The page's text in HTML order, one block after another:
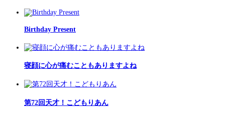
Birthday Present
寝顔に心が痛むこともありますよね
第72回天才！こどもりあん